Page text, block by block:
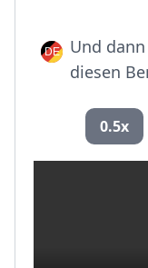
Und
diesen
0.5x